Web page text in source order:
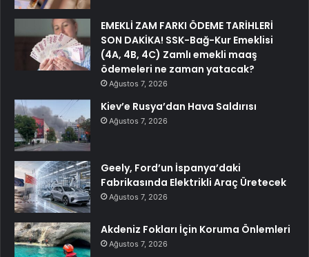
EMEKLİ ZAM FARKI ÖDEME TARİHLERİ
SON DAKİKA! SSK-Bağ-Kur Emeklisi
(4A, 4B, 4C) Zamlı emekli maaş
ödemeleri ne zaman yatacak?
Ağustos 7, 2026
Kiev’e Rusya’dan Hava Saldırısı
Ağustos 7, 2026
Geely, Ford’un İspanya’daki
Fabrikasında Elektrikli Araç Üretecek
Ağustos 7, 2026
Akdeniz Fokları İçin Koruma Önlemleri
Ağustos 7, 2026